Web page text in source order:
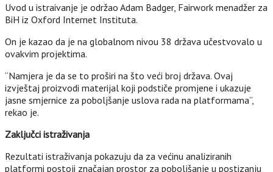
Uvod u istraivanje je održao Adam Badger, Fairwork menadžer za
BiH iz Oxford Internet Instituta.
On je kazao da je na globalnom nivou 38 država učestvovalo u
ovakvim projektima.
“Namjera je da se to proširi na što veći broj država. Ovaj
izvještaj proizvodi materijal koji podstiče promjene i ukazuje
jasne smjernice za poboljšanje uslova rada na platformama”,
rekao je.
Zaključci istraživanja
Rezultati istraživanja pokazuju da za većinu analiziranih
platformi postoji značajan prostor za poboljšanje u postizanju